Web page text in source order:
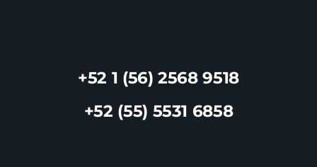
+52 1 (56) 2568 9518
+52 (55) 5531 6858